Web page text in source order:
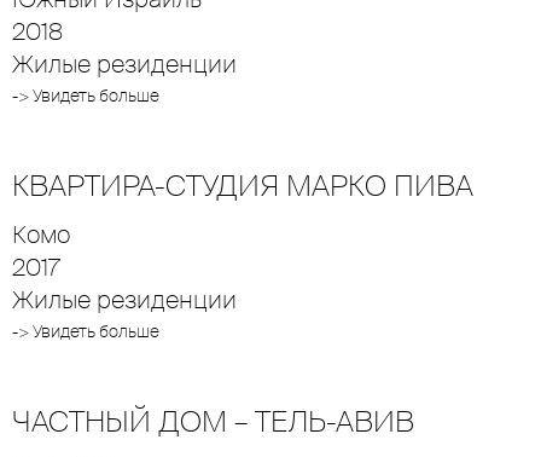
2018
Жилые резиденции
-> Увидеть больше
КВАРТИРА-СТУДИЯ МАРКО ПИВА
Комо
2017
Жилые резиденции
-> Увидеть больше
ЧАСТНЫЙ ДОМ – ТЕЛЬ-АВИВ